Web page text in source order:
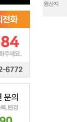
원산지